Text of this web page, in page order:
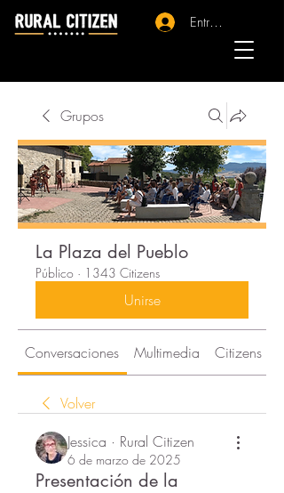
Entrar - Registro
Grupos
La Plaza del Pueblo
Público · 1343 Citizens
Unirse
Conversaciones Multimedia Citizens
Volver
Jessica · Rural Citizen
6 de marzo de 2025
Presentación de la